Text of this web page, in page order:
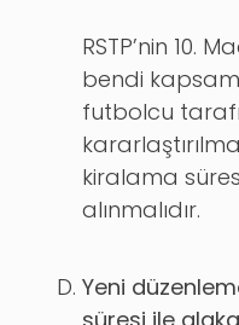
RSTP’nin 10.
bendi
futbolcu
kiralama
alınmalıdır.
Yeni